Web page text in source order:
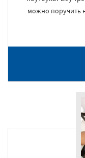
можно поручить